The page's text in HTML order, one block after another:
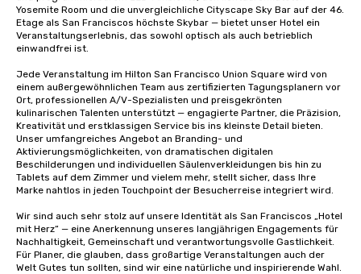
Yosemite Room und die unvergleichliche Cityscape Sky Bar auf der 46.
Etage als San Franciscos höchste Skybar — bietet unser Hotel ein
Veranstaltungserlebnis, das sowohl optisch als auch betrieblich
einwandfrei ist.
Jede Veranstaltung im Hilton San Francisco Union Square wird von
einem außergewöhnlichen Team aus zertifizierten Tagungsplanern vor
Ort, professionellen A/V-Spezialisten und preisgekrönten
kulinarischen Talenten unterstützt — engagierte Partner, die Präzision,
Kreativität und erstklassigen Service bis ins kleinste Detail bieten.
Unser umfangreiches Angebot an Branding- und
Aktivierungsmöglichkeiten, von dramatischen digitalen
Beschilderungen und individuellen Säulenverkleidungen bis hin zu
Tablets auf dem Zimmer und vielem mehr, stellt sicher, dass Ihre
Marke nahtlos in jeden Touchpoint der Besucherreise integriert wird.
Wir sind auch sehr stolz auf unsere Identität als San Franciscos „Hotel
mit Herz“ — eine Anerkennung unseres langjährigen Engagements für
Nachhaltigkeit, Gemeinschaft und verantwortungsvolle Gastlichkeit.
Für Planer, die glauben, dass großartige Veranstaltungen auch der
Welt Gutes tun sollten, sind wir eine natürliche und inspirierende Wahl.